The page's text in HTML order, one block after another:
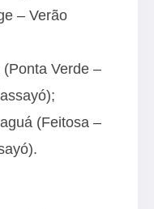
– Verão
Verde –
(Feitosa –